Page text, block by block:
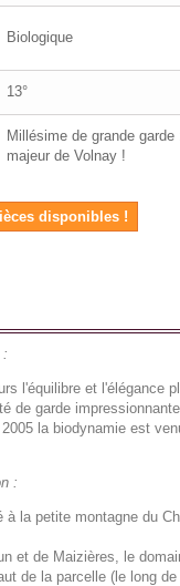
Biologique
13°
Millésime de grande garde
majeur de Volnay !
disponibles !
:
l'équilibre et
garde
la biodynamie est
:
petite montagne du
de Maizières, le
de la parcelle (le long